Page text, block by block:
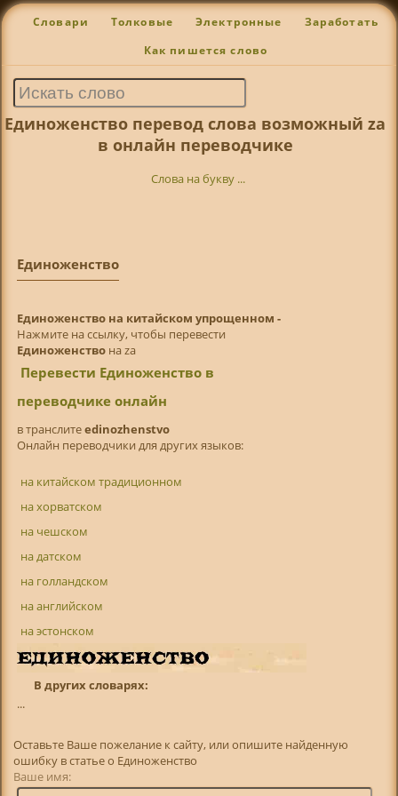
Словари Толковые Электронные Заработать
Как пишется слово
Единоженство перевод слова возможный za
в онлайн переводчике
Слова на букву ...
Единоженство
Единоженство на китайском упрощенном -
Нажмите на ссылку, чтобы перевести
Единоженствона za
Перевести Единоженство в
переводчике онлайн
в транслитeedinozhenstvo
Онлайн переводчики для других языков:
на китайском традиционном
на хорватском
на чешском
на датском
на голландском
на английском
на эстонском
В других словарях:
...
Оставьте Ваше пожелание к сайту, или опишите найденную
ошибку в статье о Единоженство
Ваше имя: